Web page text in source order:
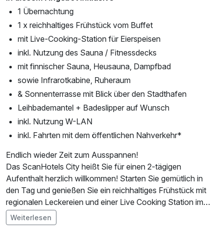
1 Übernachtung
1 x reichhaltiges Frühstück vom Buffet
mit Live-Cooking-Station für Eierspeisen
inkl. Nutzung des Sauna / Fitnessdecks
mit finnischer Sauna, Heusauna, Dampfbad
sowie Infrarotkabine, Ruheraum
& Sonnenterrasse mit Blick über den Stadthafen
Leihbademantel + Badeslipper auf Wunsch
inkl. Nutzung W-LAN
inkl. Fahrten mit dem öffentlichen Nahverkehr*
Endlich wieder Zeit zum Ausspannen!
Das ScanHotels City heißt Sie für einen 2-tägigen
Aufenthalt herzlich willkommen! Starten Sie gemütlich in
den Tag und genießen Sie ein reichhaltiges Frühstück mit
regionalen Leckereien und einer Live Cooking Station im
Restaurant KAI40. Mit Blick auf den Rostocker Stadthafen
können Sie sich auf dem Sauna und Fitness Deck so
Im Angebot enthalten
Weiterlesen